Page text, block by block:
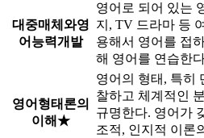
대중매체와영
어능력개발
영어로 되어 있는
지, TV 드라마 등
용해서 영어를 접
해 영어를 연습한
영어형태론의
이해★
영어의 형태, 특히
찰하고 체계적인
규명한다. 영어가
조적, 인지적 이론